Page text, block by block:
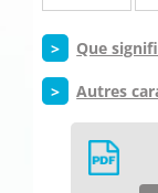
> Que
> Autres